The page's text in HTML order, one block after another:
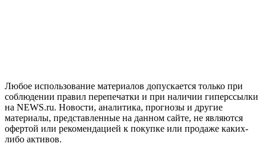
Любое использование материалов допускается только при
соблюдении правил перепечатки и при наличии гиперссылки
на NEWS.ru. Новости, аналитика, прогнозы и другие
материалы, представленные на данном сайте, не являются
офертой или рекомендацией к покупке или продаже каких-
либо активов.